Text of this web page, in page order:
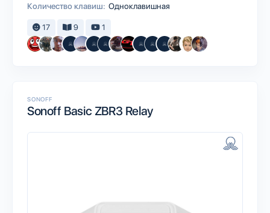
Количество клавиш: Одноклавишная
17 9 1
SONOFF
Sonoff Basic ZBR3 Relay